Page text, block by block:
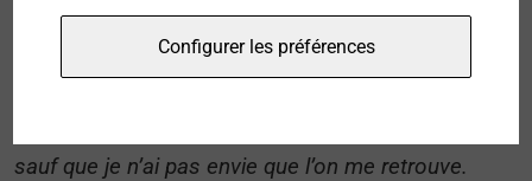
temps cela va durer. Je tue le temps, qui ne passe
plus vraiment par ici, en imaginant toutes ces vies
sauf que je n’ai pas envie que l’on me retrouve.
Configurer les préférences